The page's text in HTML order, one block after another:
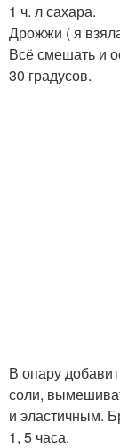
1 ч. л сахара.
Дрожжи ( я
Всё смешать и
30 градусов.
В опару
соли,
и эластичным.
1, 5 часа.